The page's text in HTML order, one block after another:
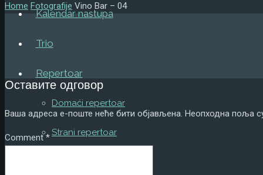
Kalendar nastupa
Trio
Repertoar
Domaći repertoar
Strani repertoar
Home Fotografije Vino Bar – 04
Оставите одговор
Ваша адреса е-поште неће бити објављена. Неопходна поља
Comment*